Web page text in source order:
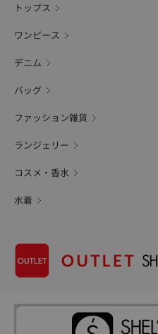
トップス
ワンピース
デニム
バッグ
ファッション雑貨
ランジェリー
コスメ・香水
水着